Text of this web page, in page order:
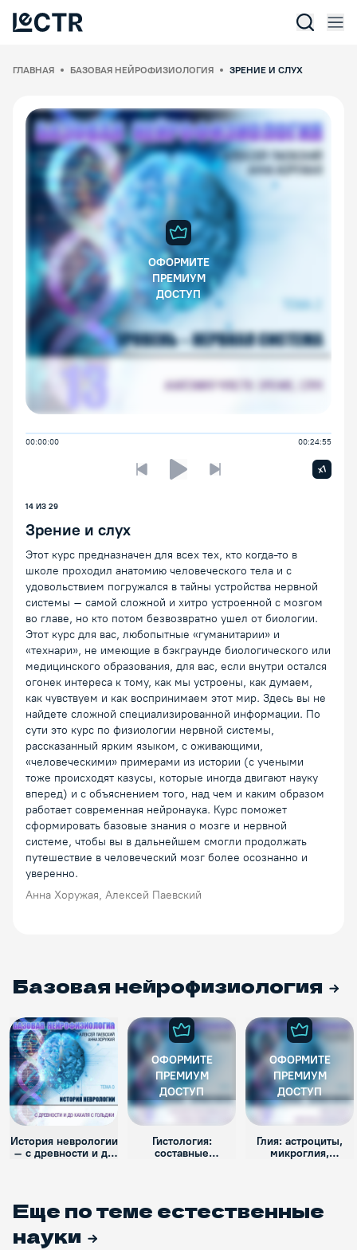
ГЛАВНАЯ БАЗОВАЯ НЕЙРОФИЗИОЛОГИЯ ЗРЕНИЕ И СЛУХ
ОФОРМИТЕ
ПРЕМИУМ
ДОСТУП
00:00:00 00:24:55
Предыдущая лекцияСледующая лекция
x1
14 ИЗ 29
Зрение и слух
Этот курс предназначен для всех тех, кто когда-то в
школе проходил анатомию человеческого тела и с
удовольствием погружался в тайны устройства нервной
системы – самой сложной и хитро устроенной с мозгом
во главе, но кто потом безвозвратно ушел от биологии.
Этот курс для вас, любопытные «гуманитарии» и
«технари», не имеющие в бэкграунде биологического или
медицинского образования, для вас, если внутри остался
огонек интереса к тому, как мы устроены, как думаем,
как чувствуем и как воспринимаем этот мир. Здесь вы не
найдете сложной специализированной информации. По
сути это курс по физиологии нервной системы,
рассказанный ярким языком, с оживающими,
«человеческими» примерами из истории (с учеными
тоже происходят казусы, которые иногда двигают науку
вперед) и с объяснением того, над чем и каким образом
работает современная нейронаука. Курс поможет
сформировать базовые знания о мозге и нервной
системе, чтобы вы в дальнейшем смогли продолжать
путешествие в человеческий мозг более осознанно и
уверенно.
Анна Хоружая, Алексей Паевский
Базовая нейрофизиология
История неврологии
– с древности и до
ОФОРМИТЕ
ПРЕМИУМ
ДОСТУП
Гистология:
составные
ОФОРМИТЕ
ПРЕМИУМ
ДОСТУП
Глия: астроциты,
микроглия,
Еще по теме естественные
науки